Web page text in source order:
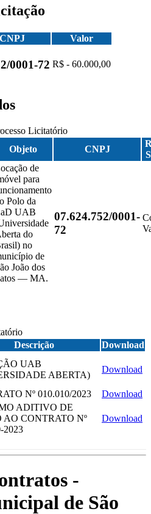
Valor
0001-72 R$ - 60.000,00
Licitatório
Objeto CNPJ
de
para
Polo da
UAB
do
no
de
João dos
— MA.
07.624.752/0001-
72
Descrição
Download
UAB
ABERTA)
Download
Nº 010.010/2023 Download
ADITIVO DE
AO CONTRATO Nº
2023
Download
-
de São